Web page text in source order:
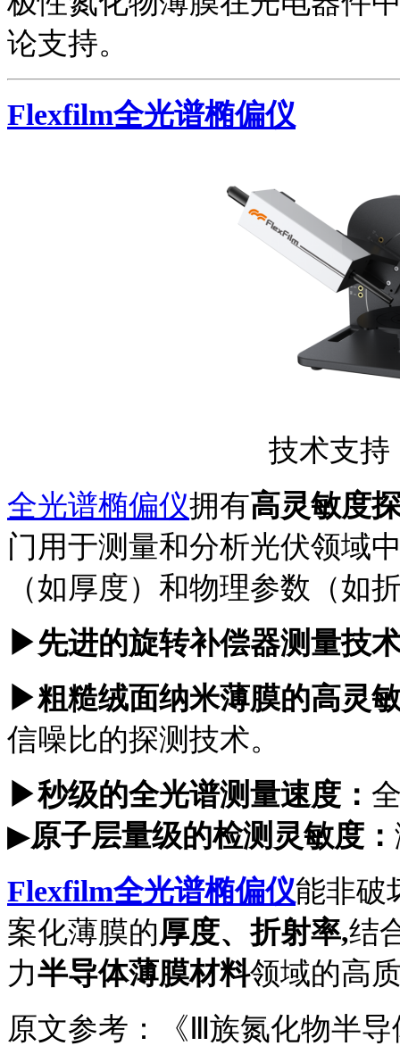
论支持。
Flexfilm全光谱椭偏仪
技术支持
全光谱椭偏仪拥有高灵敏度
门用于测量和分析光伏领域
（如厚度）和物理参数（如
▶先进的旋转补偿器测量技
▶粗糙绒面纳米薄膜的高灵
信噪比的探测技术。
▶秒级的全光谱测量速度：
▶原子层量级的检测灵敏度：
Flexfilm全光谱椭偏仪能非破
案化薄膜的厚度、折射率,结
力半导体薄膜材料领域的高
原文参考：《 Ⅲ族氮化物半